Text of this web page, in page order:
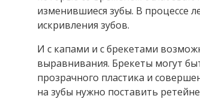
изменившиеся зубы. В процессе
искривления зубов.
И с капами и с брекетами
выравнивания. Брекеты могут
прозрачного пластика и
на зубы нужно поставить